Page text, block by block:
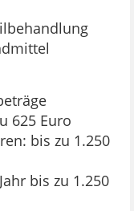
625 Euro
bis zu 1.250
bis zu 1.250